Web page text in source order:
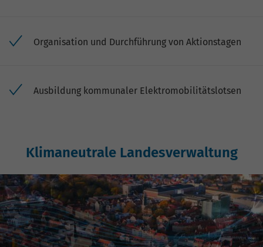
Organisation und Durchführung von Aktionstagen
Ausbildung kommunaler Elektromobilitätslotsen
Klimaneutrale Landesverwaltung